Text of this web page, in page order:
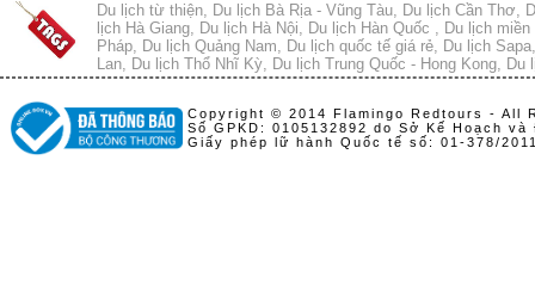
Du lịch từ thiện, Du lịch Bà Rịa - Vũng Tàu, Du lịch Cần Thơ,
lịch Hà Giang, Du lịch Hà Nội, Du lịch Hàn Quốc , Du lịch miền
Pháp, Du lịch Quảng Nam, Du lịch quốc tế giá rẻ, Du lịch Sapa
Lan, Du lịch Thổ Nhĩ Kỳ, Du lịch Trung Quốc - Hong Kong, Du
Copyright © 2014 Flamingo Redtours - All
Số GPKD: 0105132892 do Sở Kế Hoạch
Giấy phép lữ hành Quốc tế số: 01-378/